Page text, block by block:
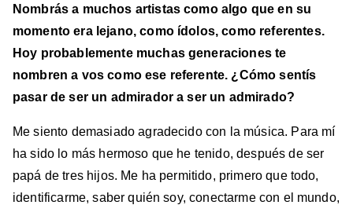
Nombrás a muchos artistas como algo que en su
momento era lejano, como ídolos, como referentes.
Hoy probablemente muchas generaciones te
nombren a vos como ese referente. ¿Cómo sentís
pasar de ser un admirador a ser un admirado?
Me siento demasiado agradecido con la música. Para mí
ha sido lo más hermoso que he tenido, después de ser
papá de tres hijos. Me ha permitido, primero que todo,
identificarme, saber quién soy, conectarme con el mundo,